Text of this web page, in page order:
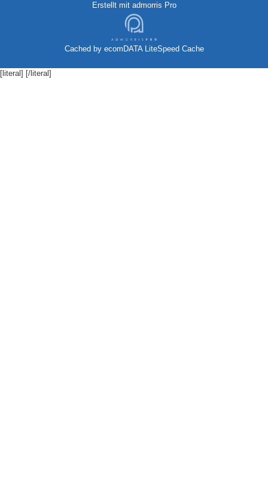
Erstellt mit admorris Pro
Cached by ecomDATA LiteSpeed Cache
[literal] [/literal]